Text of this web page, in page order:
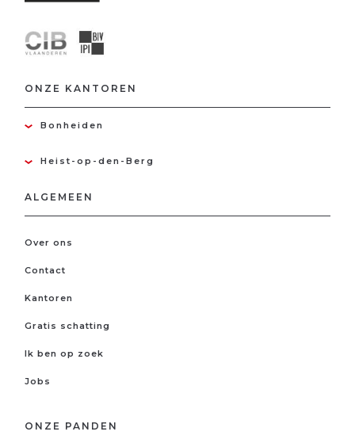
ONZE KANTOREN
Bonheiden
Heist-op-den-Berg
ALGEMEEN
Over ons
Contact
Kantoren
Gratis schatting
Ik ben op zoek
Jobs
ONZE PANDEN